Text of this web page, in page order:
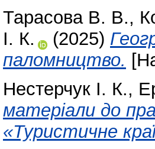
Тарасова В. В.,
І. К.
(2025)
паломництво.
Нестерчук І. К.,
матеріали до
«Туристичне